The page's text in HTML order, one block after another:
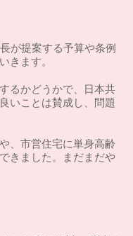
が提案する予算や条例
きます。
るかどうかで、日本共
いことは賛成し、問題
、市営住宅に単身高齢
きました。まだまだや